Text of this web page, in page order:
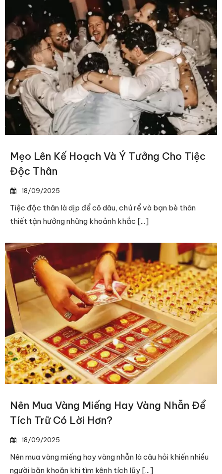
Mẹo Lên Kế Hoạch Và Ý Tưởng Cho Tiệc
Độc Thân
18/09/2025
Tiệc độc thân là dịp để cô dâu, chú rể và bạn bè thân
thiết tận hưởng những khoảnh khắc [...]
Nên Mua Vàng Miếng Hay Vàng Nhẫn Để
Tích Trữ Có Lời Hơn?
18/09/2025
Nên mua vàng miếng hay vàng nhẫn là câu hỏi khiến nhiều
người băn khoăn khi tìm kênh tích lũy [...]